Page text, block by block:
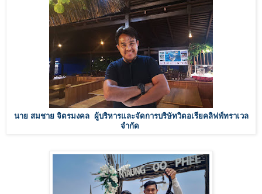
นาย สมชาย จิตรมงคล ผู้บริหารและจัดการบริษัทวิตอเรียคลิฟฟ์ทราเวล
จำกัด